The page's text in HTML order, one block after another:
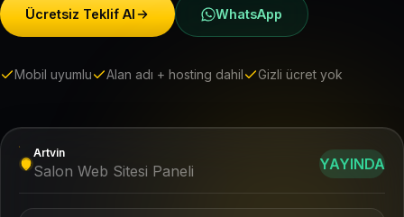
Ücretsiz Teklif Al WhatsApp
Mobil uyumlu Alan adı + hosting dahil Gizli ücret yok
Artvin
Salon Web Sitesi Paneli YAYINDA